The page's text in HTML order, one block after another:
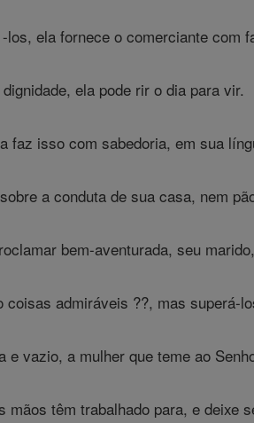
los, ela fornece o comerciante com
ela pode rir o dia para vir.
faz isso com sabedoria, em sua
a conduta de sua casa, nem
bem-aventurada, seu
coisas admiráveis ??, mas superá-
e vazio, a mulher que teme ao
mãos têm trabalhado para, e